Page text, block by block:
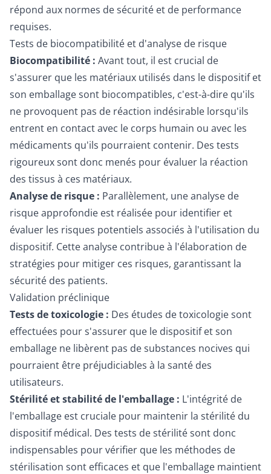
répond aux normes de sécurité et de performance
requises.
Tests de biocompatibilité et d'analyse de risque
Biocompatibilité : Avant tout, il est crucial de
s'assurer que les matériaux utilisés dans le dispositif et
son emballage sont biocompatibles, c'est-à-dire qu'ils
ne provoquent pas de réaction indésirable lorsqu'ils
entrent en contact avec le corps humain ou avec les
médicaments qu'ils pourraient contenir. Des tests
rigoureux sont donc menés pour évaluer la réaction
des tissus à ces matériaux.
Analyse de risque : Parallèlement, une analyse de
risque approfondie est réalisée pour identifier et
évaluer les risques potentiels associés à l'utilisation du
dispositif. Cette analyse contribue à l'élaboration de
stratégies pour mitiger ces risques, garantissant la
sécurité des patients.
Validation préclinique
Tests de toxicologie : Des études de toxicologie sont
effectuées pour s'assurer que le dispositif et son
emballage ne libèrent pas de substances nocives qui
pourraient être préjudiciables à la santé des
utilisateurs.
Stérilité et stabilité de l'emballage : L'intégrité de
l'emballage est cruciale pour maintenir la stérilité du
dispositif médical. Des tests de stérilité sont donc
indispensables pour vérifier que les méthodes de
stérilisation sont efficaces et que l'emballage maintient